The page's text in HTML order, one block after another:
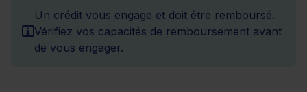
Un crédit vous engage et doit être remboursé.
Vérifiez vos capacités de remboursement avant
de vous engager.